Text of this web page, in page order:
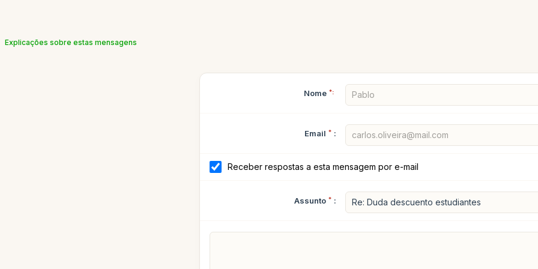
Explicações sobre estas mensagens
Nome *:
Email * :
Receber respostas a esta mensagem por e-mail
Assunto * :